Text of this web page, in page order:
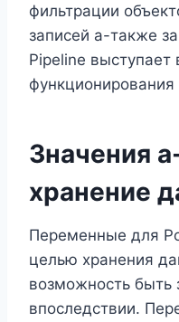
фильтрации
записей а-также
Pipeline
Значения
хранение
Переменные для
целью хранения
возможность быть
впоследствии.